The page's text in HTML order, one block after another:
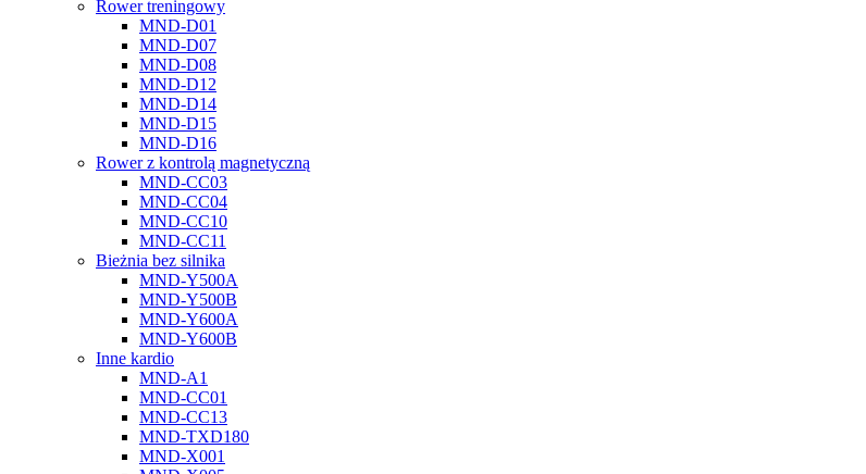
Rower treningowy
MND-D01
MND-D07
MND-D08
MND-D12
MND-D14
MND-D15
MND-D16
Rower z kontrolą magnetyczną
MND-CC03
MND-CC04
MND-CC10
MND-CC11
Bieżnia bez silnika
MND-Y500A
MND-Y500B
MND-Y600A
MND-Y600B
Inne kardio
MND-A1
MND-CC01
MND-CC13
MND-TXD180
MND-X001